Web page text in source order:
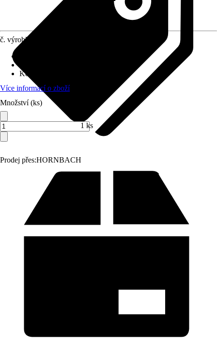
Prodej přes:HORNBACH
č. výrobku
Kód výrobku
Více informací o zboží
Množství (ks)
1 ks